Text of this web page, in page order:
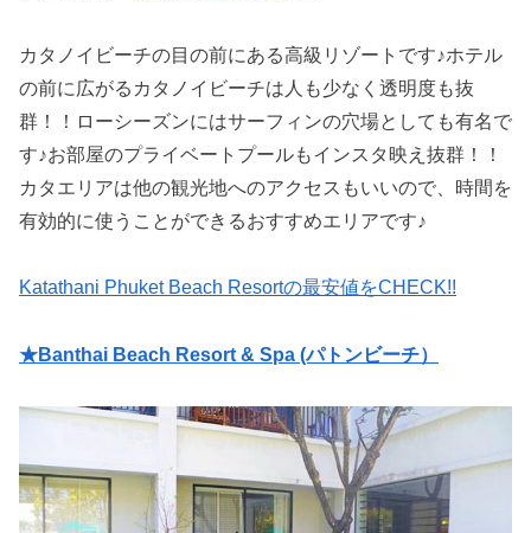
カタノイビーチの目の前にある高級リゾートです♪ホテル
の前に広がるカタノイビーチは人も少なく透明度も抜
群！！ローシーズンにはサーフィンの穴場としても有名で
す♪お部屋のプライベートプールもインスタ映え抜群！！
カタエリアは他の観光地へのアクセスもいいので、時間を
有効的に使うことができるおすすめエリアです♪
Katathani Phuket Beach Resortの最安値をCHECK!!
★Banthai Beach Resort & Spa (パトンビーチ）